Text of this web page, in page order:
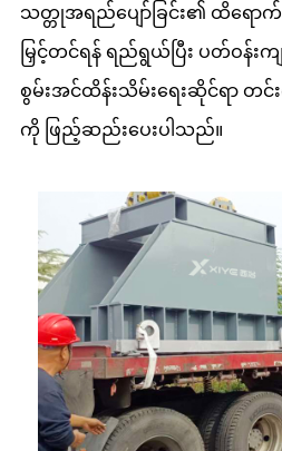
သတ္တုအရည်ပျော်ခြင်း၏ ထိရေ
မြှင့်တင်ရန် ရည်ရွယ်ပြီး ပတ်ဝန်းက
စွမ်းအင်ထိန်းသိမ်းရေးဆိုင်ရာ တင်
ကို ဖြည့်ဆည်းပေးပါသည်။